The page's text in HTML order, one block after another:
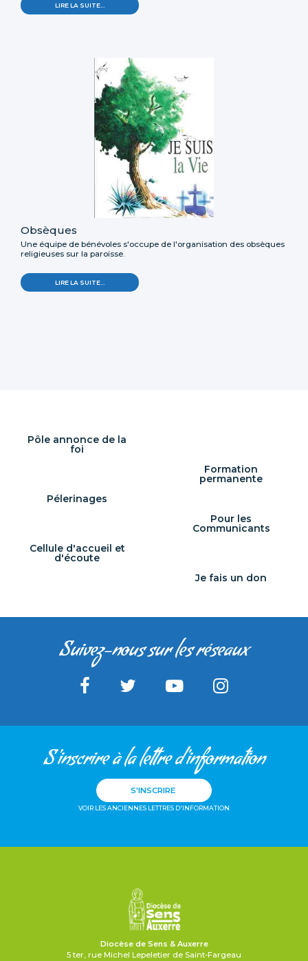
LIRE LA SUITE…
Obsèques
Une équipe de bénévoles s'occupe de l'organisation des obsèques
religieuses sur la paroisse.
LIRE LA SUITE…
Pôle annonce de la
foi
Formation
permanente
Pélerinages
Pour les
Communicants
Cellule d'accueil et
d'écoute
Je fais un don
Suivez-nous sur les réseaux
S'inscrire à la lettre d'information
S'INSCRIRE
VOIR LES ANCIENNES LETTRES D'INFORMATION
Diocèse de Sens & Auxerre
5 ter, rue Michel Lepeletier de Saint-Fargeau